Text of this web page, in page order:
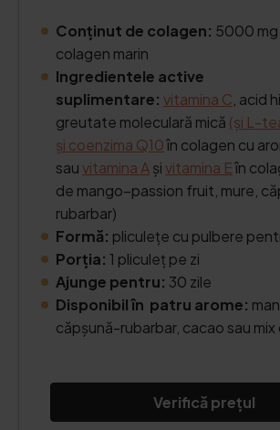
Conținut de colagen: 5000 mg
colagen marin
Ingredientele active
suplimentare: vitamina C , acid
greutate moleculară mică (și L-
și coenzima Q10în colagen cu
sauvitamina Așivitamina Eîn
de mango–passion fruit, mure,
rubarbar)
Formă: pliculețe cu pulbere
Porția: 1 pliculeț pe zi
Ajunge pentru: 30 zile
Disponibil în patru arome:
căpșună-rubarbar, cacao sau mix
Verifică prețul